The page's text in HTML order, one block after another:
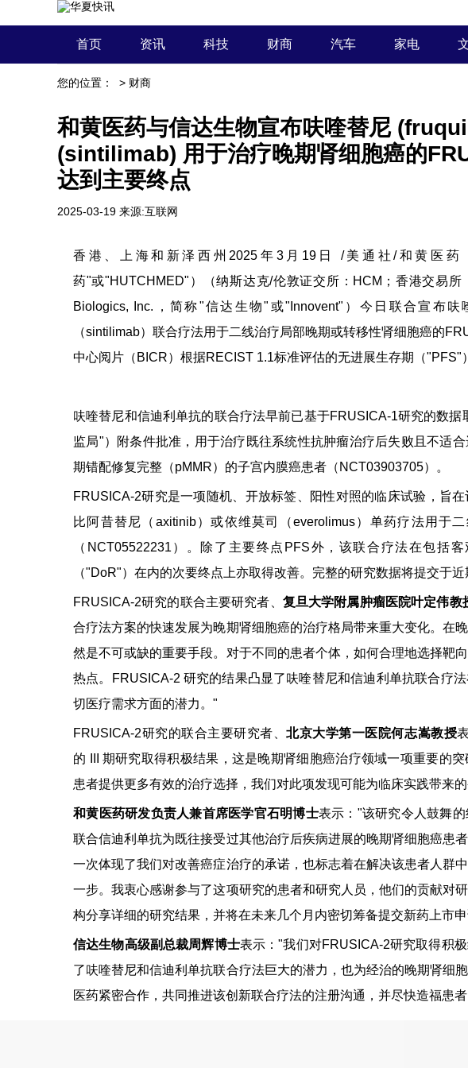
首页 资讯 科技 财商 汽车 家电
您的位置： > 财商
和黄医药与信达生物宣布呋喹替尼
(sintilimab) 用于治疗晚期肾细胞癌的
达到主要终点
2025-03-19 来源:互联网
香港、上海和新泽西州2025年3月19日 /美通社/和黄医药
药"或"HUTCHMED"）（纳斯达克/伦敦证交所：HCM；香港交易
Biologics, Inc.，简称"信达生物"或"Innovent"）今日联合宣布
（sintilimab）联合疗法用于二线治疗局部晚期或转移性肾细胞癌的
中心阅片（BICR）根据RECIST 1.1标准评估的无进展生存期（"PFS"
呋喹替尼和信迪利单抗的联合疗法早前已基于FRUSICA-1研究的数
监局"）附条件批准，用于治疗既往系统性抗肿瘤治疗后失败且不适
期错配修复完整（pMMR）的子宫内膜癌患者（ NCT03903705）。
FRUSICA-2研究是一项随机、开放标签、阳性对照的临床试验，旨
比阿昔替尼（axitinib）或依维莫司（everolimus）单药疗法用于
（ NCT05522231 ）。除了主要终点PFS外，该联合疗法在包括
（"DoR"）在内的次要终点上亦取得改善。完整的研究数据将提交于近
FRUSICA-2研究的联合主要研究者、 复旦大学附属肿瘤医院叶定伟教
合疗法方案的快速发展为晚期肾细胞癌的治疗格局带来重大变化。在
然是不可或缺的重要手段。对于不同的患者个体，如何合理地选择靶
热点。FRUSICA-2 研究的结果凸显了呋喹替尼和信迪利单抗联合疗
切医疗需求方面的潜力。"
FRUSICA-2研究的联合主要研究者、北京大学第一医院何志嵩教授
的 III 期研究取得积极结果，这是晚期肾细胞癌治疗领域一项重要的
患者提供更多有效的治疗选择，我们对此项发现可能为临床实践带来
和黄医药研发负责人兼首席医学官石明博士表示："该研究令人鼓舞
联合信迪利单抗为既往接受过其他治疗后疾病进展的晚期肾细胞癌患
一次体现了我们对改善癌症治疗的承诺，也标志着在解决该患者人群
一步。我衷心感谢参与了这项研究的患者和研究人员，他们的贡献对
构分享详细的研究结果，并将在未来几个月内密切筹备提交新药上市
信达生物高级副总裁周辉博士表示："我们对FRUSICA-2研究取得积
了呋喹替尼和信迪利单抗联合疗法巨大的潜力，也为经治的晚期肾细
医药紧密合作，共同推进该创新联合疗法的注册沟通，并尽快造福患者